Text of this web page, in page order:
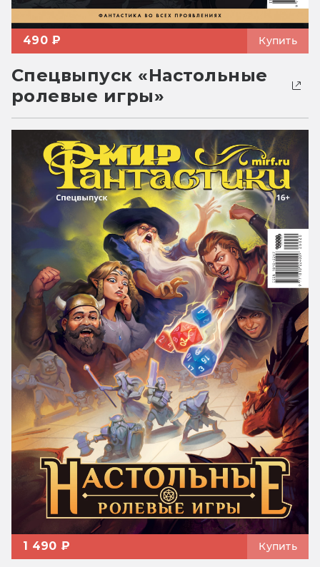
490 ₽ Купить
Спецвыпуск «Настольные
ролевые игры»
1 490 ₽ Купить